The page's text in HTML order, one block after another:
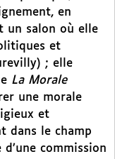
en
un salon où elle
et
; elle
La Morale
une morale
et
dans le champ
commission